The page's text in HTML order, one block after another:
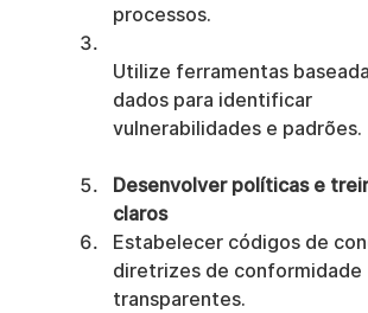
processos.
Utilize ferramentas
dados para identificar
vulnerabilidades e padrões.
Desenvolver políticas e
claros
Estabelecer códigos de
diretrizes de conformidade
transparentes.